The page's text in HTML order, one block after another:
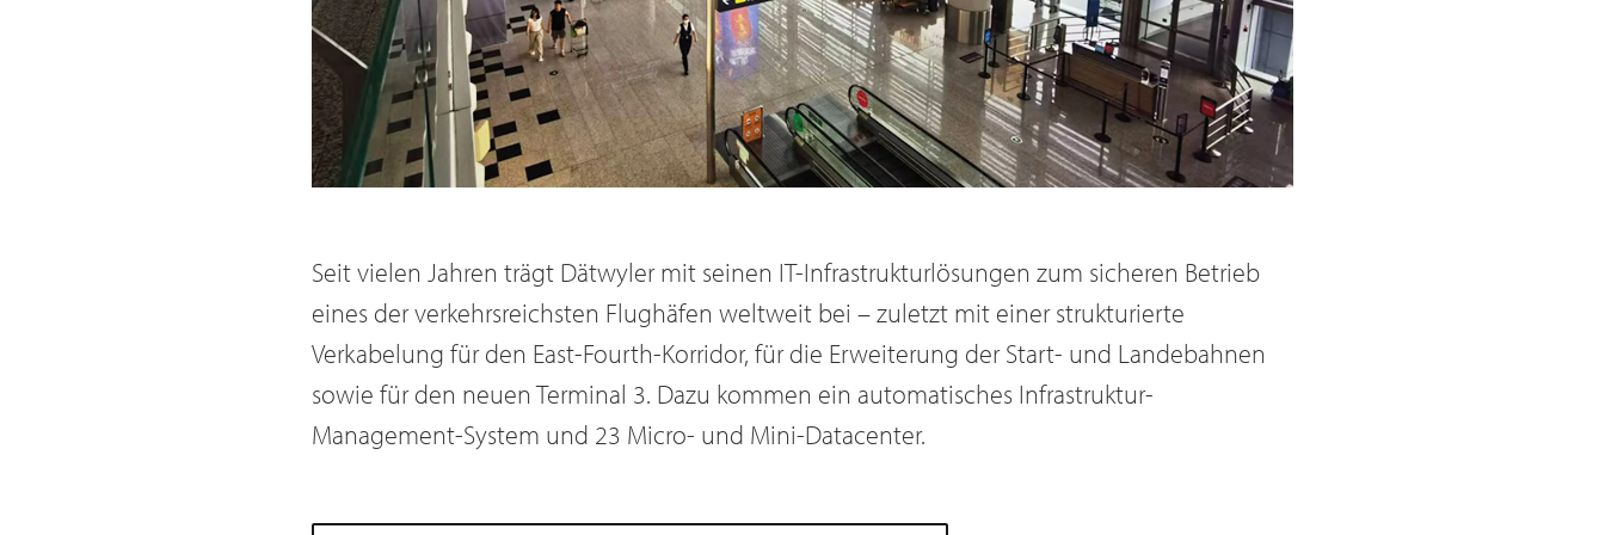
Seit vielen Jahren trägt Dätwyler mit seinen IT-Infrastrukturlösungen zum sicheren Betrieb
eines der verkehrsreichsten Flughäfen weltweit bei – zuletzt mit einer strukturierte
Verkabelung für den East-Fourth-Korridor, für die Erweiterung der Start- und Landebahnen
sowie für den neuen Terminal 3. Dazu kommen ein automatisches Infrastruktur-
Management-System und 23 Micro- und Mini-Datacenter.